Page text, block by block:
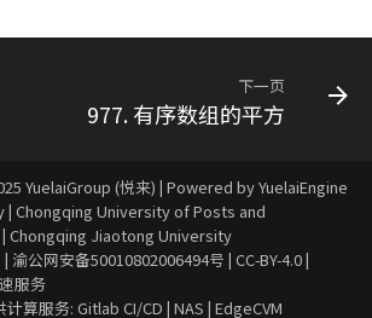
下一页
977. 有序数组的平方
YuelaiGroup (悦来) | Powered by YuelaiEngine
| Chongqing University of Posts and
| Chongqing Jiaotong University
| 渝公网安备50010802006494号 | CC-BY-4.0|
服务
算服务: Gitlab CI/CD | NAS | EdgeCVM